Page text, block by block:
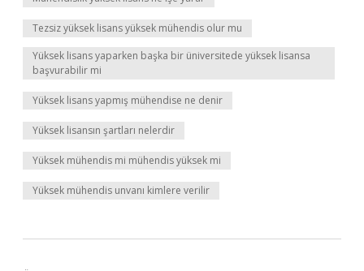
Tezsiz yüksek lisans yüksek mühendis olur mu
Yüksek lisans yaparken başka bir üniversitede yüksek lisansa
başvurabilir mi
Yüksek lisans yapmış mühendise ne denir
Yüksek lisansın şartları nelerdir
Yüksek mühendis mi mühendis yüksek mi
Yüksek mühendis unvanı kimlere verilir